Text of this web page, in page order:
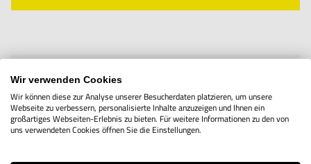
Werkzeuge in höchster Qualität zu fairen
Preisen!
Wir verwenden Cookies
Wir können diese zur Analyse unserer Besucherdaten platzieren, um unsere
Webseite zu verbessern, personalisierte Inhalte anzuzeigen und Ihnen ein
großartiges Webseiten-Erlebnis zu bieten. Für weitere Informationen zu den von
uns verwendeten Cookies öffnen Sie die Einstellungen.